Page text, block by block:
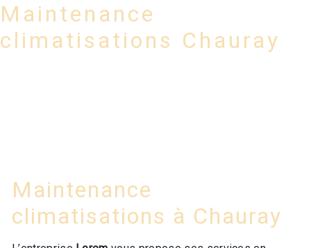
Maintenance
climatisations Chauray
Maintenance
climatisations à Chauray